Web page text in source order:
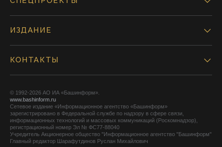
ИЗДАНИЕ
КОНТАКТЫ
© 1992-2026 АО ИА «Башинформ».
www.bashinform.ru
Сетевое издание «Информационное агентство «Башинформ»
зарегистрировано в Федеральной службе по надзору в сфере связи,
информационных технологий и массовых коммуникаций (Роскомнадзор),
регистрационный номер Эл № ФС77-88040
Учредитель Акционерное общество "Информационное агентство "Башинформ"
Главный редактор Шарафутдинов Руслан Михайлович